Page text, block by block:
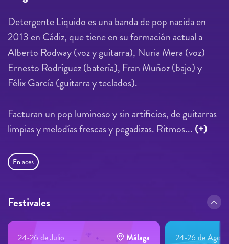
Detergente Líquido es una banda de pop nacida en
2013 en Cádiz, que tiene en su formación actual a
Alberto Rodway (voz y guitarra), Nuria Mera (voz)
Ernesto Rodríguez (batería), Fran Muñoz (bajo) y
Félix García (guitarra y teclados).
Facturan un pop luminoso y sin artificios, de guitarras
limpias y melodías frescas y pegadizas. Ritmos... (+)
Enlaces
Festivales
24-26 de Julio Málaga 24-26 de